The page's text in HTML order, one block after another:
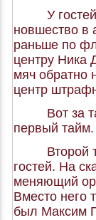
У
новшество в
раньше по
центру Ника
мяч обратно
центр
Вот за
первый тайм.
Второй
гостей. На
меняющий
Вместо него
был Максим